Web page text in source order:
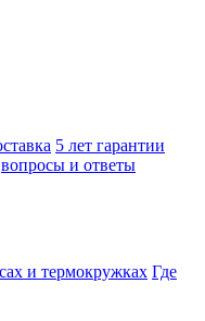
5 лет гарантии
вопросы и ответы
и термокружках Где